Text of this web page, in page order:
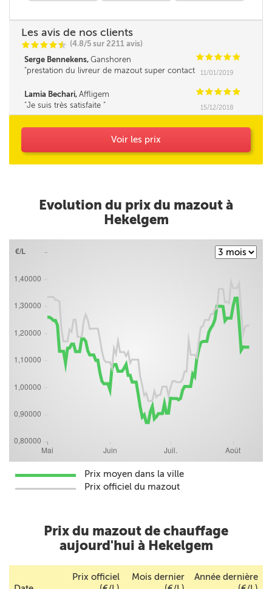
Les avis de nos clients
CCCCi
@ (4.8/5 sur 2211 avis)
Serge Bennekens, Ganshoren CCCCC
prestation du livreur de mazout super contact
11/01/2019
Lamia Bechari, Affligem CCCCC
Je suis très satisfaite
15/12/2018
Voir les prix
Evolution du prix du mazout à
Hekelgem
Prix moyen dans la ville
Prix officiel du mazout
Prix du mazout de chauffage
aujourd'hui à Hekelgem
Prix officiel
Mois dernier
Année dernière